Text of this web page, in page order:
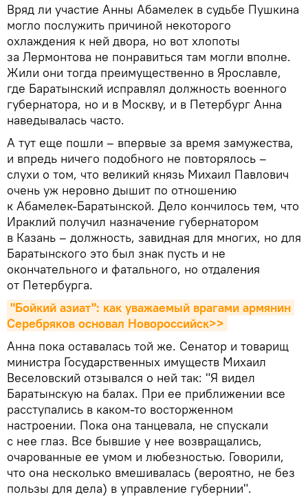
Вряд ли участие Анны Абамелек в судьбе Пушкина
могло послужить причиной некоторого
охлаждения к ней двора, но вот хлопоты
за Лермонтова не понравиться там могли вполне.
Жили они тогда преимущественно в Ярославле,
где Баратынский исправлял должность военного
губернатора, но и в Москву, и в Петербург Анна
наведывалась часто.
А тут еще пошли – впервые за время замужества,
и впредь ничего подобного не повторялось –
слухи о том, что великий князь Михаил Павлович
очень уж неровно дышит по отношению
к Абамелек-Баратынской. Дело кончилось тем, что
Ираклий получил назначение губернатором
в Казань – должность, завидная для многих, но для
Баратынского это был знак пусть и не
окончательного и фатального, но отдаления
от Петербурга.
"Бойкий азиат": как уважаемый врагами армянин
Серебряков основал Новороссийск>>
Анна пока оставалась той же. Сенатор и товарищ
министра Государственных имуществ Михаил
Веселовский отзывался о ней так: "Я видел
Баратынскую на балах. При ее приближении все
расступались в каком-то восторженном
настроении. Пока она танцевала, не спускали
с нее глаз. Все бывшие у нее возвращались,
очарованные ее умом и любезностью. Говорили,
что она несколько вмешивалась (вероятно, не без
пользы для дела) в управление губернии".